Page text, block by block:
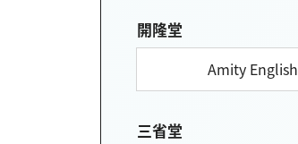
開隆堂
Amity English
三省堂